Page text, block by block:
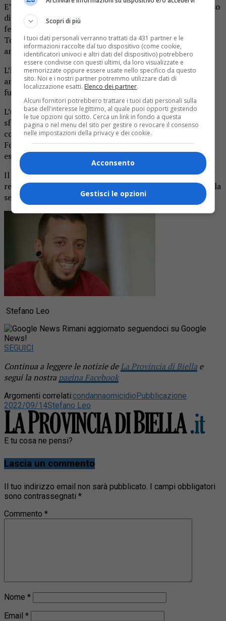
E’ stato discusso ieri davanti alla Corte di Cassazione il caso
di Stefano Leo, il giovane commesso biellese che nel
febbraio del 2019 fu ucciso con una coltellata alla gola, a
Torino, mentre percorreva un vialetto sul lungo Po per
andare al lavoro.
L’imputato è Said Mechaquat, condannato in appello a 30
anni di carcere per omicidio premeditato e aggravato dai
futili motivi.
L’uomo, dopo essersi costituito spiegò di avere agito per
sfogare una situazione di disagio personale e che non
conosceva la vittima. Il suo difensore, l’avvocato Basilio
Foti, ha sostenuto, fra l’altro, che l’aggressione non può
essere considerata come premeditata.
Il procuratore generale Silvia Salvadori ha chiesto di
respingere il ricorso della difesa e, quindi, la conferma della
sentenza. (ANSA).
Stefano Leo
Rimani aggiornato seguendoci su Google
News!
SEGUICI
Continua a leggere le notizie deLa Provincia di Biella e
segui la nostra pagina Facebook
Argomenti correlati:condannaomicidioPubblicazione
2022/09/14Stefano Leo
E tu cosa ne pensi?
Lascia un commento
Il tuo indirizzo email non sarà pubblicato. I campi obbligatori
sono contrassegnati *
Commento *
Nome *
Email *
Scopri di più
I tuoi dati personali verranno trattati da 431 partner e le
informazioni raccolte dal tuo dispositivo (come cookie,
identificatori univoci e altri dati del dispositivo) potrebbero
essere condivise con questi ultimi, da loro visualizzate e
memorizzate oppure essere usate nello specifico da questo
sito. Noi e i nostri partner potremmo utilizzare dati di
localizzazione esatti. Elenco dei partner.
Alcuni fornitori potrebbero trattare i tuoi dati personali sulla
base dell'interesse legittimo, al quale puoi opporti gestendo
le tue opzioni qui sotto. Cerca un link in fondo a questa
pagina o nel menu del sito per gestire o revocare il consenso
nelle impostazioni della privacy e dei cookie.
Acconsento
Gestisci le opzioni